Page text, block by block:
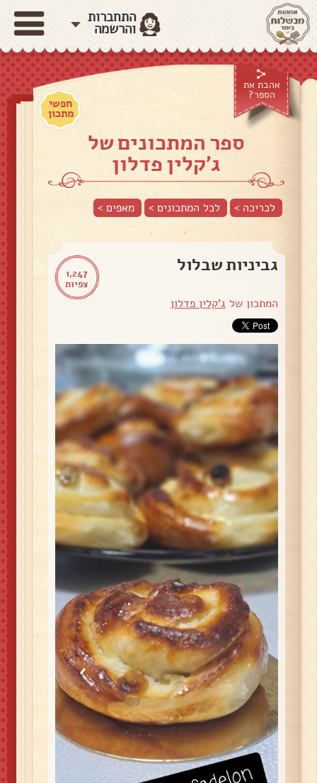
התחברות
והרשמה
אהבת את
הספר?
חפשי
מתכון
ספר המתכונים של
ג'קלין פדלון
לכריכה > לכל המתכונים > מאפים>
1,247
צפיות
גביניות שבלול
המתכון של ג'קלין פדלון